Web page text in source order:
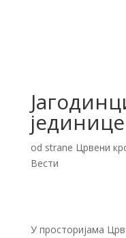
od strane Црвени
Вести
У просторијама